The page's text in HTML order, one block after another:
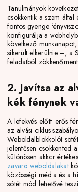
Tanulmányok
csökkentik a szem által
fontos gyenge
konfigurálja a
következő
sikerült elkerülnie –, a
feladatból
2. Javítsa az
kék fénynek
A lefekvés előtti erős
az alvási ciklus
Weboldalblokkolót
jelentősen csökkented
különösen akkor
zavaró weboldalakat
közösségi média és a
sötét mód lehetővé